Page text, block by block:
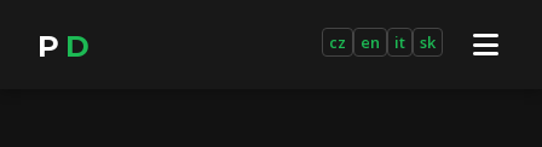
P D cz en it sk